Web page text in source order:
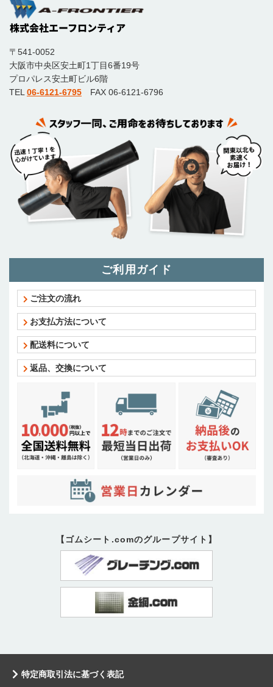
〒541-0052
大阪市中央区安土町1丁目6番19号
プロパレス安土町ビル6階
TEL 06-6121-6795 FAX 06-6121-6796
ご利用ガイド
ご注文の流れ
お支払方法について
配送料について
返品、交換について
【ゴムシート.comのグループサイト】
特定商取引法に基づく表記